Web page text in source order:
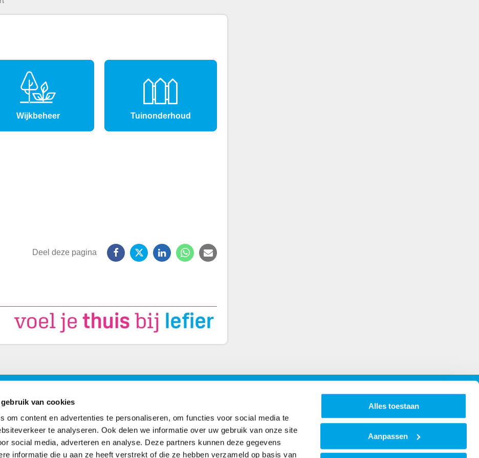
van cookies
om content en advertenties te personaliseren, om functies voor social media te
te analyseren. Ook delen we informatie over uw gebruik van onze site
social media, adverteren en analyse. Deze partners kunnen deze gegevens
informatie die u aan ze heeft verstrekt of die ze hebben verzameld op basis van
Alles toestaan
Aanpassen
Wijkbeheer Tuinonderhoud
Deel deze pagina Facebook
X LinkedInWhatsApp
Volg ons
Facebook
Instagram
Postbus 2102
7801 CC Emmen
Maandag t/m vrijdag van 8:00 - 16:30
voor de bezoekadressen